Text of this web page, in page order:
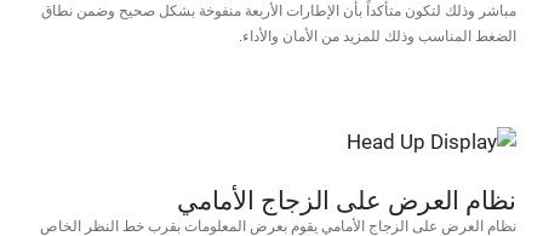
مباشر وذلك لتكون متأكداً بأن الإطارات الأربعة منفوخة بشكل صحيح وضمن نطاق
الضغط المناسب وذلك للمزيد من الأمان والأداء.
نظام العرض على الزجاج الأمامي
نظام العرض على الزجاج الأمامي يقوم بعرض المعلومات بقرب خط النظر الخاص